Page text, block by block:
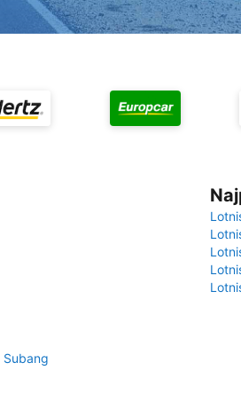
Subang